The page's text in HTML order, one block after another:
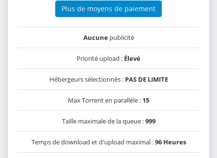
Plus de moyens de paiement
Aucunepublicité
Priorité upload : Élevé
Hébergeurs sélectionnés : PAS DE LIMITE
Max Torrent en parallèle : 15
Taille maximale de la queue :999
Temps de download et d'upload maximal :96 Heures